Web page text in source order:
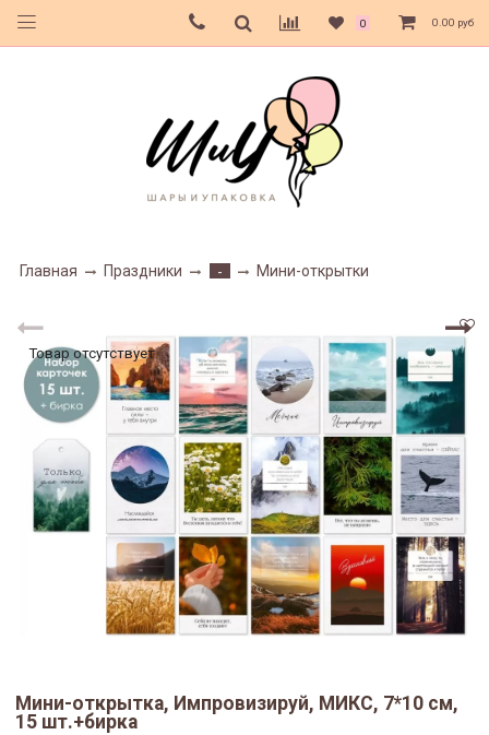
0 0.00 руб
Главная Праздники - Мини-открытки
Товар отсутствует
Мини-открытка, Импровизируй, МИКС, 7*10 см,
15 шт.+бирка